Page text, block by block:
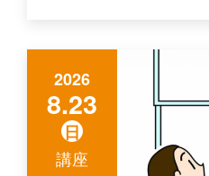
2026
8.23
日
講座